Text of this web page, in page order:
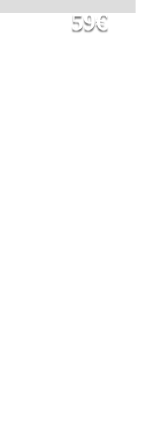
59€